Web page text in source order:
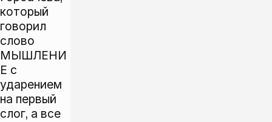
который
говорил
слово
МЫШЛЕНИ
Е с
ударением
на первый
слог, а все